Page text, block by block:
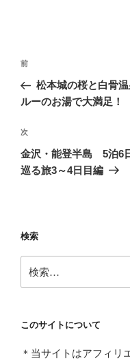
投
ナ
ゲ
ー
シ
前
の
投
前
松本城の桜と白骨
ルーのお湯で大満足！
次
の
投
次
金沢・能登半島 5泊6
巡る旅3～4日目編
検索
索:
このサイトについて
＊当サイトはアフィリ